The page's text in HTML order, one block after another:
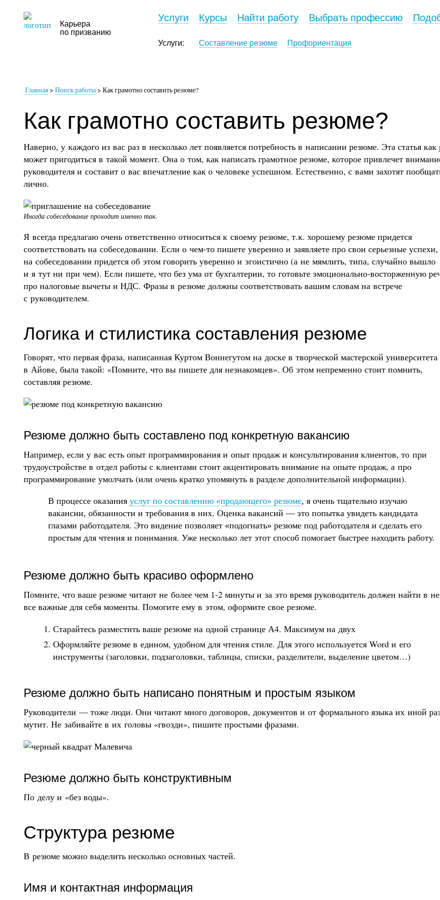
Карьера
по призванию
Услуги Курсы Найти работу Выбрать профессию
Услуги: Составление резюме Профориентация
Главная> Поиск работы> Как грамотно составить резюме?
Как грамотно составить резюме?
Наверно, у каждого из вас раз в несколько лет появляется потребность в написании резюме. Эта статья как
может пригодиться в такой момент. Она о том, как написать грамотное резюме, которое привлечет
руководителя и составит о вас впечатление как о человеке успешном. Естественно, с вами захотят
лично.
Иногда собеседование проходит именно так.
Я всегда предлагаю очень ответственно относиться к своему резюме, т.к. хорошему резюме придется
соответствовать на собеседовании. Если о чем-то пишете уверенно и заявляете про свои серьезные успехи,
на собеседовании придется об этом говорить уверенно и эгоистично (а не мямлить, типа, случайно вышло
и я тут ни при чем). Если пишете, что без ума от бухгалтерии, то готовьте эмоционально-восторженную
про налоговые вычеты и НДС. Фразы в резюме должны соответствовать вашим словам на встрече
с руководителем.
Логика и стилистика составления резюме
Говорят, что первая фраза, написанная Куртом Воннегутом на доске в творческой мастерской университета
в Айове, была такой: «Помните, что вы пишете для незнакомцев». Об этом непременно стоит помнить,
составляя резюме.
Резюме должно быть составлено под конкретную вакансию
Например, если у вас есть опыт программирования и опыт продаж и консультирования клиентов, то при
трудоустройстве в отдел работы с клиентами стоит акцентировать внимание на опыте продаж, а про
программирование умолчать (или очень кратко упомянуть в разделе дополнительной информации).
В процессе оказания услуг по составлению «продающего» резюме, я очень тщательно изучаю
вакансии, обязанности и требования в них. Оценка вакансий — это попытка увидеть кандидата
глазами работодателя. Это видение позволяет «подогнать» резюме под работодателя и сделать его
простым для чтения и понимания. Уже несколько лет этот способ помогает быстрее находить работу.
Резюме должно быть красиво оформлено
Помните, что ваше резюме читают не более чем 1-2 минуты и за это время руководитель должен найти в
все важные для себя моменты. Помогите ему в этом, оформите свое резюме.
Старайтесь разместить ваше резюме на одной странице А4. Максимум на двух
Оформляйте резюме в едином, удобном для чтения стиле. Для этого используется Word и его
инструменты (заголовки, подзаголовки, таблицы, списки, разделители, выделение цветом…)
Резюме должно быть написано понятным и простым языком
Руководители — тоже люди. Они читают много договоров, документов и от формального языка их иной
мутит. Не забивайте в их головы «гвозди», пишите простыми фразами.
Резюме должно быть конструктивным
По делу и «без воды».
Структура резюме
В резюме можно выделить несколько основных частей.
Имя и контактная информация